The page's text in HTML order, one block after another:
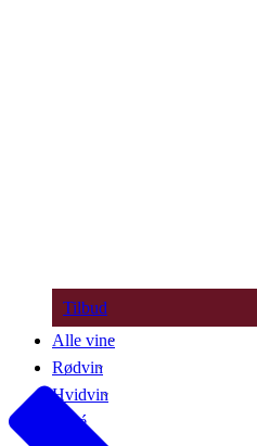
Tilbud
Alle vine
Rødvin
Hvidvin
Rosé